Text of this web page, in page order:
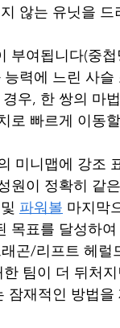
않는 유닛을 드
부여됩니다(중
력에 느린 사슬
우, 한 쌍의 마
로 빠르게 이동
미니맵에 강조
원이 정확히 같
파워볼 마지막
목표를 달성하
곤/리프트 헤럴
팀이 더 뒤처
잠재적인 방법을